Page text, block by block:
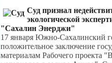
Суд признал
экологической
"Сахалин Энерджи"
17 января Южно-Сахалинский
положительное заключение
материалам Рабочего проекта